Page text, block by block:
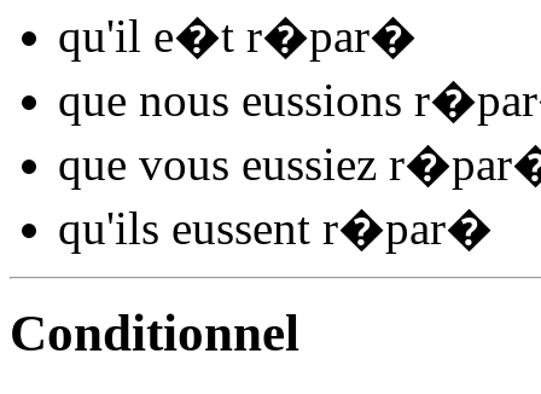
qu'il e�t r�par�
que nous eussions r�par
que vous eussiez r�par
qu'ils eussent r�par�
Conditionnel